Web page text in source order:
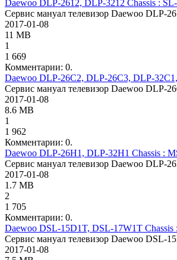
Daewoo DLP-2612, DLP-3212 Chassis :
Сервис мануал телевизор Daewoo DLP-
2017-01-08
11 MB
1
1 669
Комментарии: 0.
Daewoo DLP-26C2, DLP-26C3, DLP-
Сервис мануал телевизор Daewoo DLP-
2017-01-08
8.6 MB
1
1 962
Комментарии: 0.
Daewoo DLP-26H1, DLP-32H1 Chassis :
Сервис мануал телевизор Daewoo DLP-
2017-01-08
1.7 MB
2
1 705
Комментарии: 0.
Daewoo DSL-15D1T, DSL-17W1T Chassis
Сервис мануал телевизор Daewoo DSL-
2017-01-08